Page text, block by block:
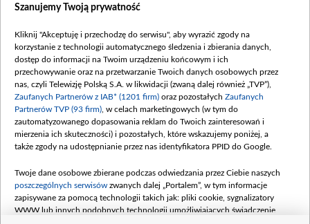
Dofinansowanie 635 783 051,21 PLN
(wpłata wrzesień 100 mln, październik 350
mln, listopad 265 mln)
Dofinansowanie 48 862 000,00 PLN
Data podpisania umowy: GRUDZIEŃ 2025
(wpłata grudzień 60,548 mln)
Dofinansowanie 900 000 000,00 PLN
Data podpisania umowy: LUTY 2026 (wpłata
kwiecień 180 mln, 7 maja 180 mln, 8
czerwca 90 mln)
Dofinansowanie 250 000 000,00 PLN
Szanujemy Twoją prywatność
Kliknij "Akceptuję i przechodzę do serwisu", aby wyrazić zgody na
korzystanie z technologii automatycznego śledzenia i zbierania danych,
dostęp do informacji na Twoim urządzeniu końcowym i ich
przechowywanie oraz na przetwarzanie Twoich danych osobowych przez
nas, czyli Telewizję Polską S.A. w likwidacji (zwaną dalej również „TVP”),
Zaufanych Partnerów z IAB* (1201 firm) oraz pozostałych Zaufanych
Partnerów TVP (93 firm) , w celach marketingowych (w tym do
zautomatyzowanego dopasowania reklam do Twoich zainteresowań i
mierzenia ich skuteczności) i pozostałych, które wskazujemy poniżej, a
także zgody na udostępnianie przez nas identyfikatora PPID do Google.
Twoje dane osobowe zbierane podczas odwiedzania przez Ciebie naszych
poszczególnych serwisów zwanych dalej „Portalem”, w tym informacje
zapisywane za pomocą technologii takich jak: pliki cookie, sygnalizatory
WWW lub innych podobnych technologii umożliwiających świadczenie